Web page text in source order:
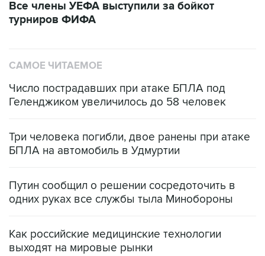
Все члены УЕФА выступили за бойкот
турниров ФИФА
САМОЕ ЧИТАЕМОЕ
Число пострадавших при атаке БПЛА под
Геленджиком увеличилось до 58 человек
Три человека погибли, двое ранены при атаке
БПЛА на автомобиль в Удмуртии
Путин сообщил о решении сосредоточить в
одних руках все службы тыла Минобороны
Как российские медицинские технологии
выходят на мировые рынки